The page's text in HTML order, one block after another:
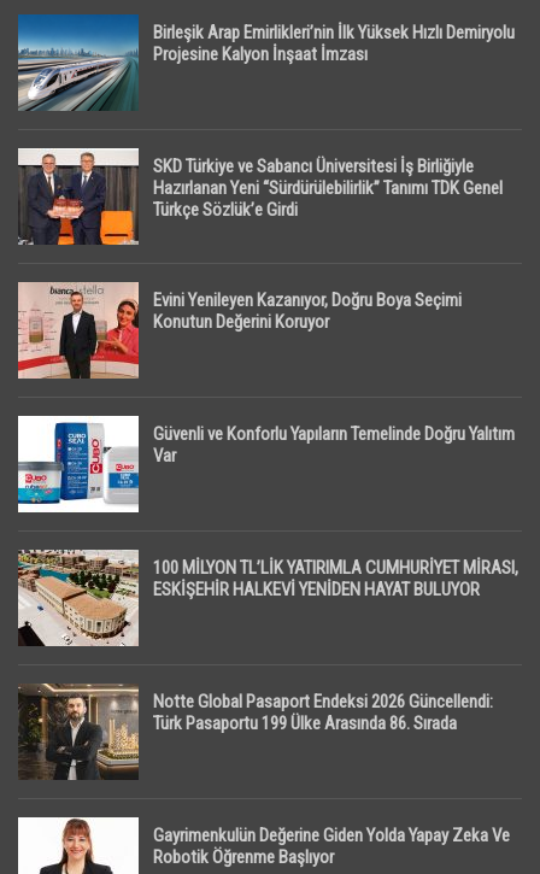
Birleşik Arap Emirlikleri’nin İlk Yüksek Hızlı Demiryolu
Projesine Kalyon İnşaat İmzası
SKD Türkiye ve Sabancı Üniversitesi İş Birliğiyle
Hazırlanan Yeni “Sürdürülebilirlik” Tanımı TDK Genel
Türkçe Sözlük’e Girdi
Evini Yenileyen Kazanıyor, Doğru Boya Seçimi
Konutun Değerini Koruyor
Güvenli ve Konforlu Yapıların Temelinde Doğru Yalıtım
Var
100 MİLYON TL’LİK YATIRIMLA CUMHURİYET MİRASI,
ESKİŞEHİR HALKEVİ YENİDEN HAYAT BULUYOR
Notte Global Pasaport Endeksi 2026 Güncellendi:
Türk Pasaportu 199 Ülke Arasında 86. Sırada
Gayrimenkulün Değerine Giden Yolda Yapay Zeka Ve
Robotik Öğrenme Başlıyor